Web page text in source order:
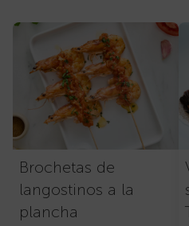
Brochetas de
langostinos a la
plancha